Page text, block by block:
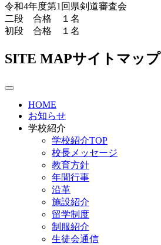
令和4年度第1回県剣道審査会
二段 合格 １名
初段 合格 １名
SITE MAPサイトマップ
HOME
お知らせ
学校紹介
学校紹介TOP
校長メッセージ
教育方針
年間行事
沿革
施設紹介
留学制度
制服紹介
生徒会通信